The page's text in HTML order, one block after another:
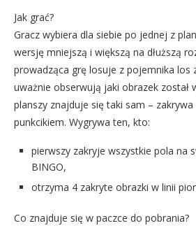
Jak grać?
Gracz wybiera dla siebie po jednej z
wersję mniejszą i większą na dłuższą
prowadząca grę losuje z pojemnika los
uważnie obserwują jaki obrazek został
planszy znajduje się taki sam –
punkcikiem. Wygrywa ten, kto:
pierwszy zakryje wszystkie pola na
BINGO,
otrzyma 4 zakryte obrazki w linii
Co znajduje się w paczce do pobrania?